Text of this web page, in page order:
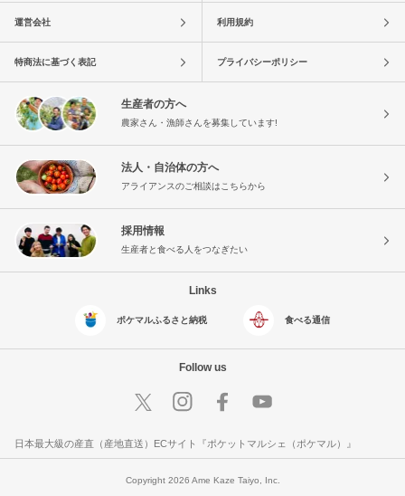
運営会社 利用規約
特商法に基づく表記 プライバシーポリシー
生産者の方へ
農家さん・漁師さんを募集しています!
法人・自治体の方へ
アライアンスのご相談はこちらから
採用情報
生産者と食べる人をつなぎたい
Links
ポケマルふるさと納税 食べる通信
Follow us
日本最大級の産直（産地直送）ECサイト『ポケットマルシェ（ポケマル）』
Copyright 2026 Ame Kaze Taiyo, Inc.